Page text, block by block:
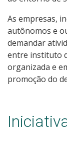
As empresas,
autônomos e
demandar
entre instituto
organizada e
promoção do